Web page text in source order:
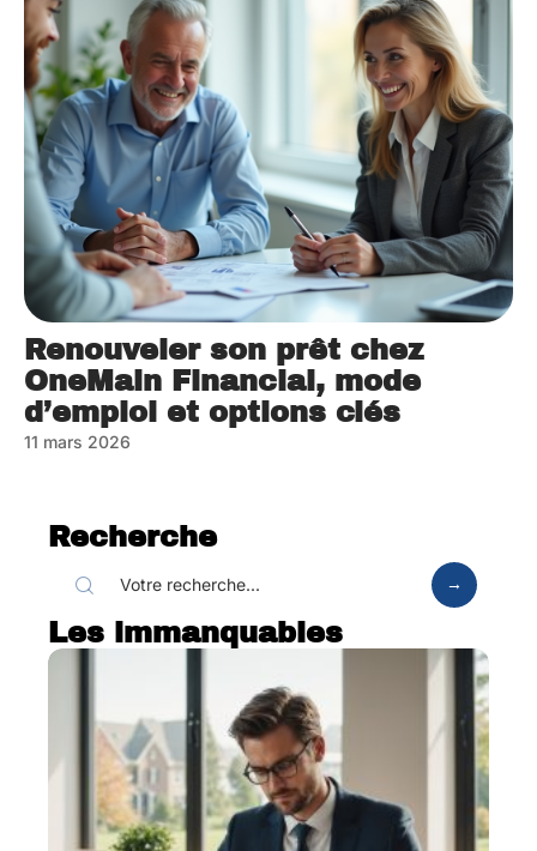
Renouveler son prêt chez
OneMain Financial, mode
d’emploi et options clés
11 mars 2026
Recherche
Les immanquables